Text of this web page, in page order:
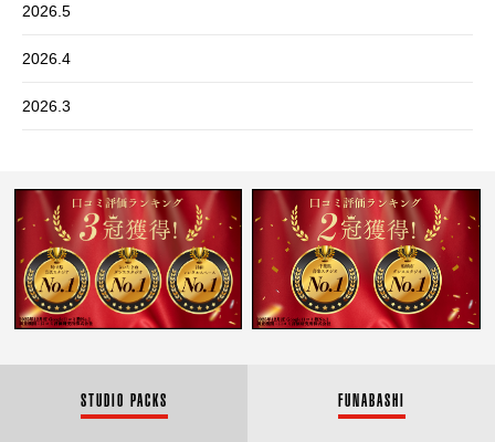
2026.5
2026.4
2026.3
2026.1
2025.12
2025.11
STUDIO PACKS FUNABASHI